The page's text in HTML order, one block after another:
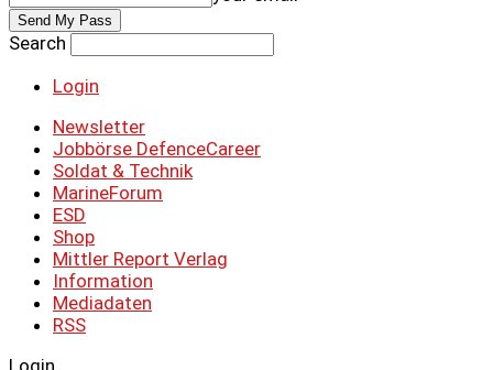
Search
Login
Newsletter
Jobbörse DefenceCareer
Soldat & Technik
MarineForum
ESD
Shop
Mittler Report Verlag
Information
Mediadaten
RSS
Login